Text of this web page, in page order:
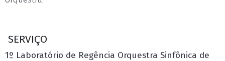
SERVIÇO
1º Laboratório de Regência Orquestra Sinfônica de